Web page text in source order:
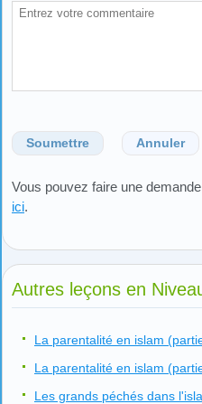
Soumettre Annuler
Vous pouvez faire une
ici.
Autres leçons en
La parentalité en islam
La parentalité en islam
Les grands péchés dans